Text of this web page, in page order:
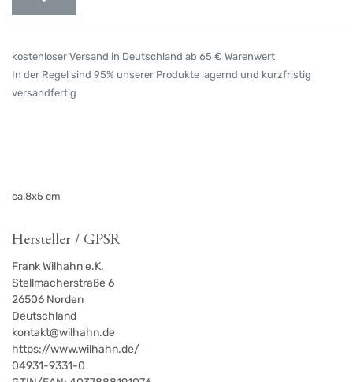
kostenloser Versand in Deutschland ab 65 € Warenwert
In der Regel sind 95% unserer Produkte lagernd und kurzfristig
versandfertig
ca.8x5 cm
Hersteller / GPSR
Frank Wilhahn e.K.
Stellmacherstraße 6
26506 Norden
Deutschland
kontakt@wilhahn.de
https://www.wilhahn.de/
04931-9331-0